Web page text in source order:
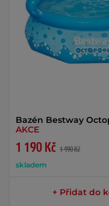
Bazén Bestway
AKCE
1 190 Kč 1 490 Kč
skladem
+ Přidat do